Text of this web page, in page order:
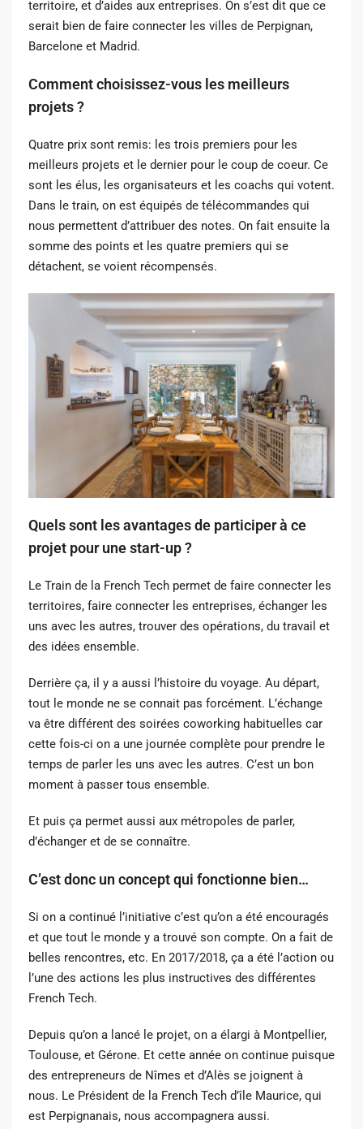
territoire, et d’aides aux entreprises. On s’est dit que ce
serait bien de faire connecter les villes de Perpignan,
Barcelone et Madrid.
Comment choisissez-vous les meilleurs
projets ?
Quatre prix sont remis: les trois premiers pour les
meilleurs projets et le dernier pour le coup de coeur. Ce
sont les élus, les organisateurs et les coachs qui votent.
Dans le train, on est équipés de télécommandes qui
nous permettent d’attribuer des notes. On fait ensuite la
somme des points et les quatre premiers qui se
détachent, se voient récompensés.
Quels sont les avantages de participer à ce
projet pour une start-up ?
Le Train de la French Tech permet de faire connecter les
territoires, faire connecter les entreprises, échanger les
uns avec les autres, trouver des opérations, du travail et
des idées ensemble.
Derrière ça, il y a aussi l’histoire du voyage. Au départ,
tout le monde ne se connait pas forcément. L’échange
va être différent des soirées coworking habituelles car
cette fois-ci on a une journée complète pour prendre le
temps de parler les uns avec les autres. C’est un bon
moment à passer tous ensemble.
Et puis ça permet aussi aux métropoles de parler,
d’échanger et de se connaître.
C’est donc un concept qui fonctionne bien…
Si on a continué l’initiative c’est qu’on a été encouragés
et que tout le monde y a trouvé son compte. On a fait de
belles rencontres, etc. En 2017/2018, ça a été l’action ou
l’une des actions les plus instructives des différentes
French Tech.
Depuis qu’on a lancé le projet, on a élargi à Montpellier,
Toulouse, et Gérone. Et cette année on continue puisque
des entrepreneurs de Nîmes et d’Alès se joignent à
nous. Le Président de la French Tech d’île Maurice, qui
est Perpignanais, nous accompagnera aussi.